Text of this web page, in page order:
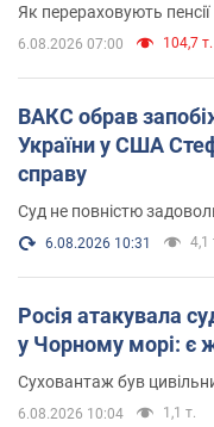
Як перераховують пенсії
6.08.2026 07:00 104,7 т.
ВАКС обрав запобіжний захід експосолці
України у США Стефанішиній: що відомо про
справу
Суд не повністю
6.08.2026 10:31 4,1
Росія атакувала
у Чорному морі: є
Суховантаж був
6.08.2026 10:04 1,1 т.